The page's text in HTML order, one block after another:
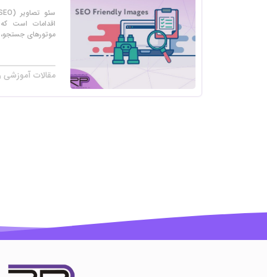
اقدامات است
موتورهای جستجو،
مقالات آموزشی